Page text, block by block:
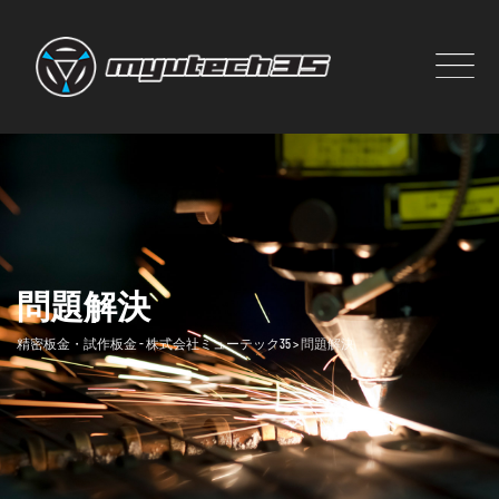
content
問題解決
精密板金・試作板金 - 株式会社ミューテック35>問題解決